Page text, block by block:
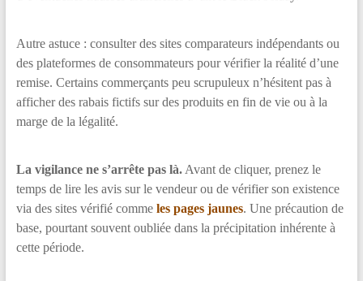
Autre astuce : consulter des sites comparateurs indépendants ou
des plateformes de consommateurs pour vérifier la réalité d’une
remise. Certains commerçants peu scrupuleux n’hésitent pas à
afficher des rabais fictifs sur des produits en fin de vie ou à la
marge de la légalité.
La vigilance ne s’arrête pas là.Avant de cliquer, prenez le
temps de lire les avis sur le vendeur ou de vérifier son existence
via des sites vérifié comme les pages jaunes. Une précaution de
base, pourtant souvent oubliée dans la précipitation inhérente à
cette période.